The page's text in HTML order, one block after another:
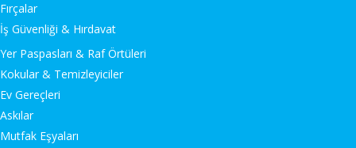
Fırçalar
İş Güvenliği & Hırdavat
Yer Paspasları & Raf Örtüleri
Kokular & Temizleyiciler
Ev Gereçleri
Askılar
Mutfak Eşyaları